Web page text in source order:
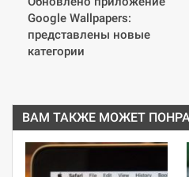
Google Wallpapers:
представлены новые
категории
ВАМ ТАКЖЕ МОЖЕТ